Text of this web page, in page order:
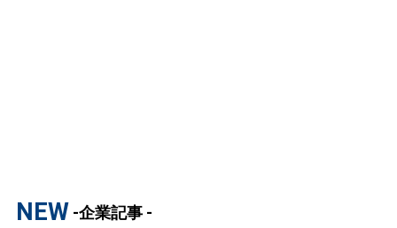
NEW -企業記事 -